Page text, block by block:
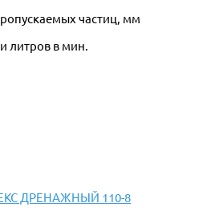
частиц, мм
литров в мин.
ДРЕНАЖНЫЙ 110-8